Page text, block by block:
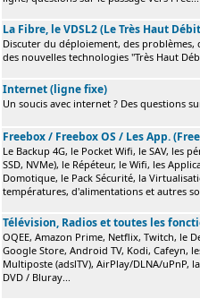
La Fibre, le VDSL2 (Le Très Haut
Discuter du déploiement, des problèmes,
des nouvelles technologies "Très Haut
Internet (ligne fixe)
Un soucis avec internet ? Des questions
Freebox / Freebox OS / Les App.
Le Backup 4G, le Pocket Wifi, le SAV, les
SSD, NVMe), le Répéteur, le Wifi, les
Domotique, le Pack Sécurité, la
températures, d'alimentations et autres
Télévision, Radios et toutes les
OQEE, Amazon Prime, Netflix, Twitch, le
Google Store, Android TV, Kodi, Cafeyn,
Multiposte (adslTV), AirPlay/DLNA/uPnP,
DVD / Bluray...